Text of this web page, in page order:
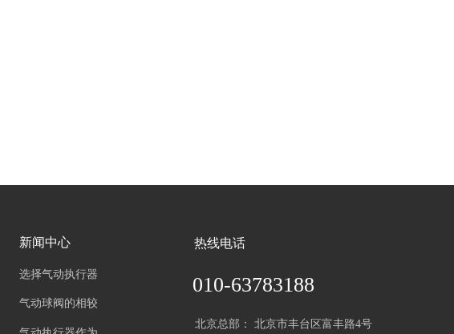
北京总部： 北京市丰台区富丰路4号
010-63783188
热线电话
新闻中心
选择气动执行器
气动球阀的相较